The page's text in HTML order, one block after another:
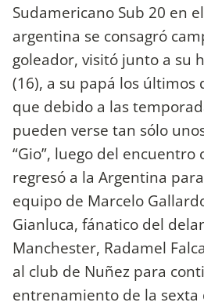
Sudamericano Sub 20 en
argentina se consagró
goleador, visitó junto a su
(16), a su papá los últimos
que debido a las
pueden verse tan sólo
“Gio”, luego del encuentro
regresó a la Argentina
equipo de Marcelo
Gianluca, fánatico del
Manchester, Radamel
al club de Nuñez para
entrenamiento de la sexta